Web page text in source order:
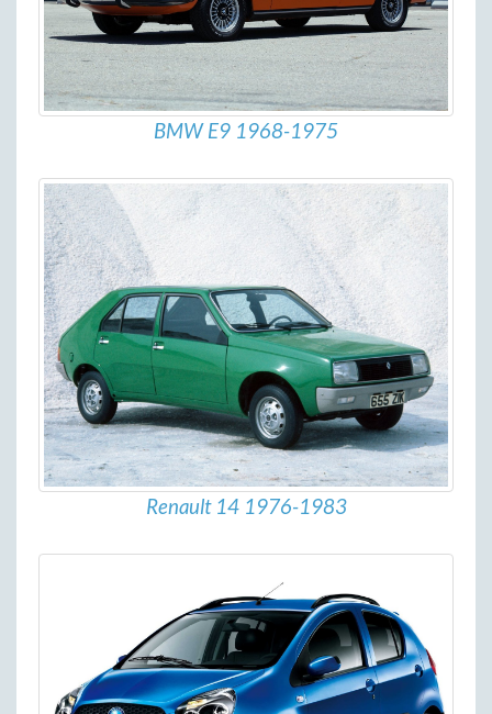
BMW E9 1968-1975
Renault 14 1976-1983